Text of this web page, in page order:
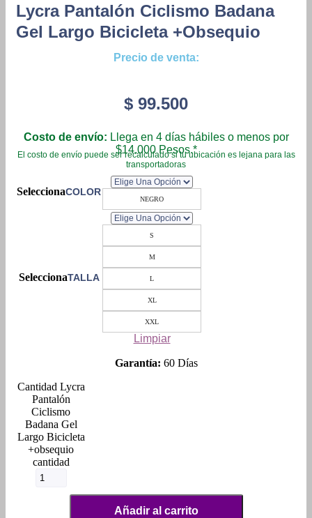
Lycra Pantalón Ciclismo Badana
Gel Largo Bicicleta +obsequio
Precio de venta:
$ 99.500
Costo de envío: Llega en 4 días hábiles o menos por
$14.000 Pesos.*
El costo de envío puede ser recalculado si tu ubicación es lejana para las
transportadoras
COLOR
NEGRO
TALLA
S
M
L
XL
XXL
Limpiar
Garantía: 60 Días
Lycra
Pantalón
Ciclismo
Badana Gel
Largo Bicicleta
+obsequio
cantidad
Añadir al carrito